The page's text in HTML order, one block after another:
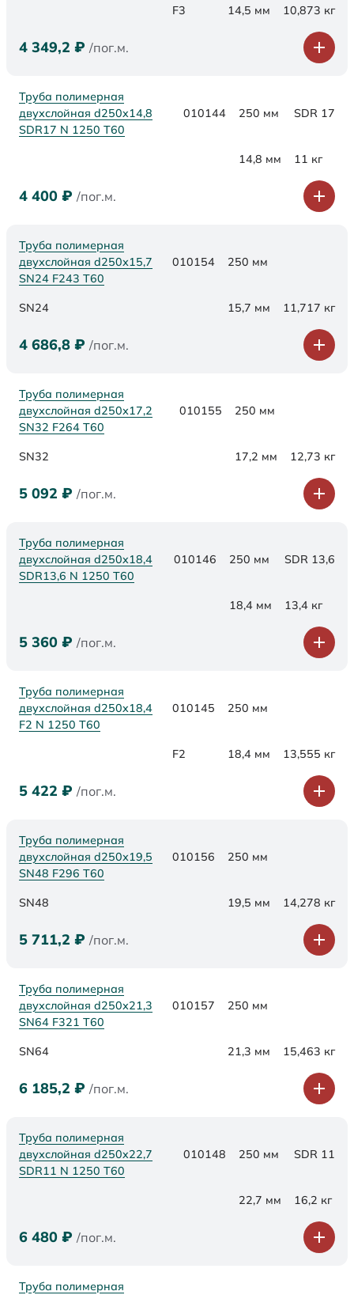
F3 14,5 мм 10,873 кг
4 349,2 ₽ /пог.м.
Труба полимерная
двухслойная d250x14,8
SDR17 N 1250 Т60
010144 250 мм SDR 17
14,8 мм 11 кг
4 400 ₽ /пог.м.
Труба полимерная
двухслойная d250х15,7
SN24 F243 Т60
010154 250 мм
SN24 15,7 мм 11,717 кг
4 686,8 ₽ /пог.м.
Труба полимерная
двухслойная d250х17,2
SN32 F264 Т60
010155 250 мм
SN32 17,2 мм 12,73 кг
5 092 ₽ /пог.м.
Труба полимерная
двухслойная d250x18,4
SDR13,6 N 1250 Т60
010146 250 мм SDR 13,6
18,4 мм 13,4 кг
5 360 ₽ /пог.м.
Труба полимерная
двухслойная d250x18,4
F2 N 1250 Т60
010145 250 мм
F2 18,4 мм 13,555 кг
5 422 ₽ /пог.м.
Труба полимерная
двухслойная d250х19,5
SN48 F296 Т60
010156 250 мм
SN48 19,5 мм 14,278 кг
5 711,2 ₽ /пог.м.
Труба полимерная
двухслойная d250х21,3
SN64 F321 Т60
010157 250 мм
SN64 21,3 мм 15,463 кг
6 185,2 ₽ /пог.м.
Труба полимерная
двухслойная d250x22,7
SDR11 N 1250 Т60
010148 250 мм SDR 11
22,7 мм 16,2 кг
6 480 ₽ /пог.м.
Труба полимерная